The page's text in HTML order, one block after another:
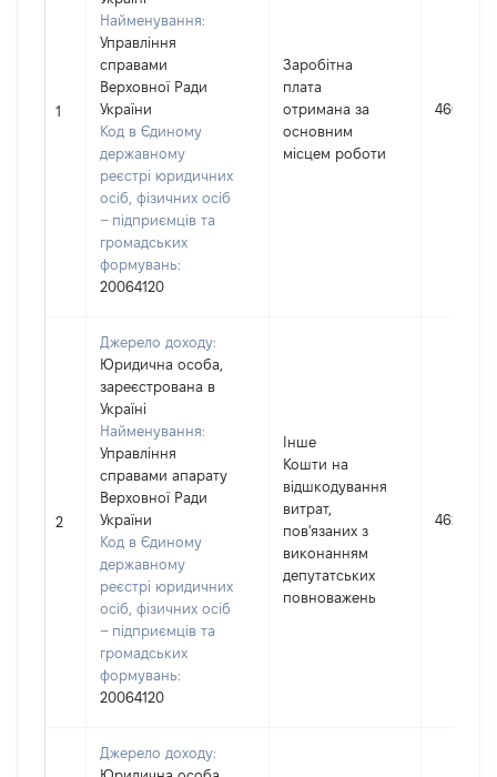
1
Найменування:
Управління
справами
Верховної Ради
України
Код в Єдиному
державному
реєстрі юридичних
осіб, фізичних осіб
– підприємців та
громадських
формувань:
20064120
Заробітна
плата
отримана за
основним
місцем роботи
460164
2
Джерело доходу:
Юридична особа,
зареєстрована в
Україні
Найменування:
Управління
справами апарату
Верховної Ради
України
Код в Єдиному
державному
реєстрі юридичних
осіб, фізичних осіб
– підприємців та
громадських
формувань:
20064120
Інше
Кошти на
відшкодування
витрат,
пов'язаних з
виконанням
депутатських
повноважень
462440
Джерело доходу: